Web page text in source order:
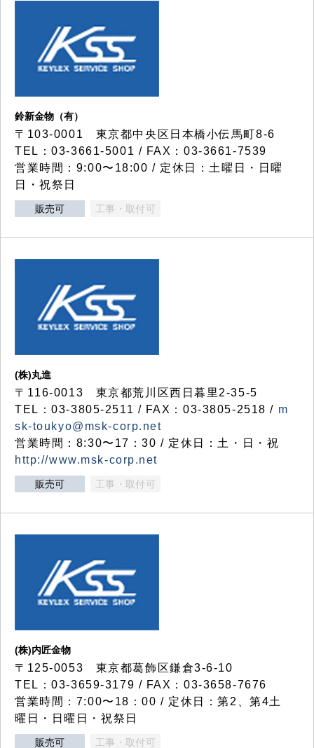
鈴新金物（有）
〒103-0001 東京都中央区日本橋小伝馬町8-6
TEL：03-3661-5001 / FAX：03-3661-7539
営業時間：9:00〜18:00 / 定休日：土曜日・日曜
日・祝祭日
販売可 工事・取付可
(株)丸進
〒116-0013 東京都荒川区西日暮里2-35-5
TEL：03-3805-2511 / FAX：03-3805-2518 / m
sk-toukyo@msk-corp.net
営業時間：8:30〜17：30 / 定休日：土・日・祝
http://www.msk-corp.net
販売可 工事・取付可
(株)内匠金物
〒125-0053 東京都葛飾区鎌倉3-6-10
TEL：03-3659-3179 / FAX：03-3658-7676
営業時間：7:00〜18：00 / 定休日：第2、第4土
曜日・日曜日・祝祭日
販売可 工事・取付可